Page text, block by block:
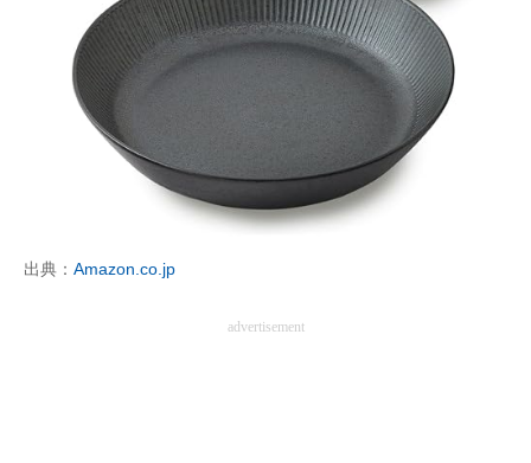
出典： Amazon.co.jp
advertisement